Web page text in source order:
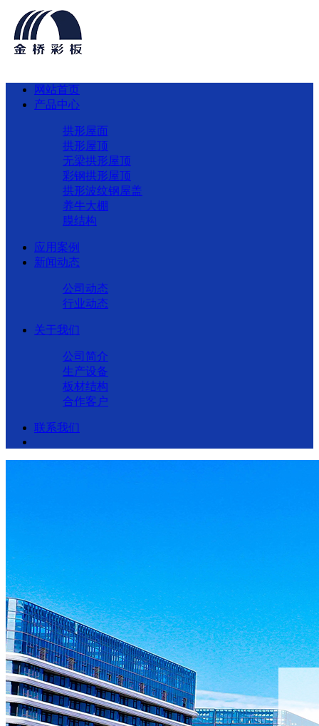
网站首页
产品中心
拱形屋面
拱形屋顶
无梁拱形屋顶
彩钢拱形屋顶
拱形波纹钢屋盖
养牛大棚
膜结构
应用案例
新闻动态
公司动态
行业动态
关于我们
公司简介
生产设备
板材结构
合作客户
联系我们